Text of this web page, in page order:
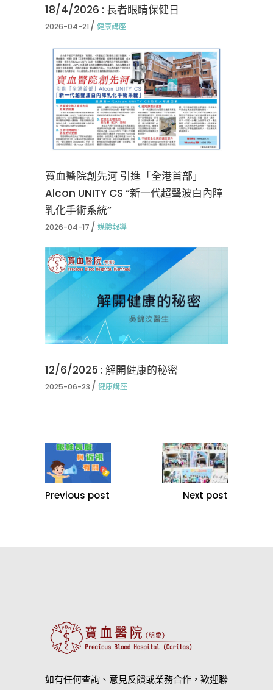
18/4/2026 : 長者眼睛保健日
2026-04-21 健康講座
寶血醫院創先河 引進「全港首部」
Alcon UNITY CS “新一代超聲波白內障
乳化手術系統”
2026-04-17 媒體報導
12/6/2025 : 解開健康的秘密
2025-06-23 健康講座
Previous post Next post
如有任何查詢、意見反饋或業務合作，歡迎聯